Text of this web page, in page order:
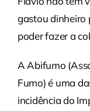
gastou dinheiro
poder fazer a
A Abifumo
Fumo) é uma
incidência do